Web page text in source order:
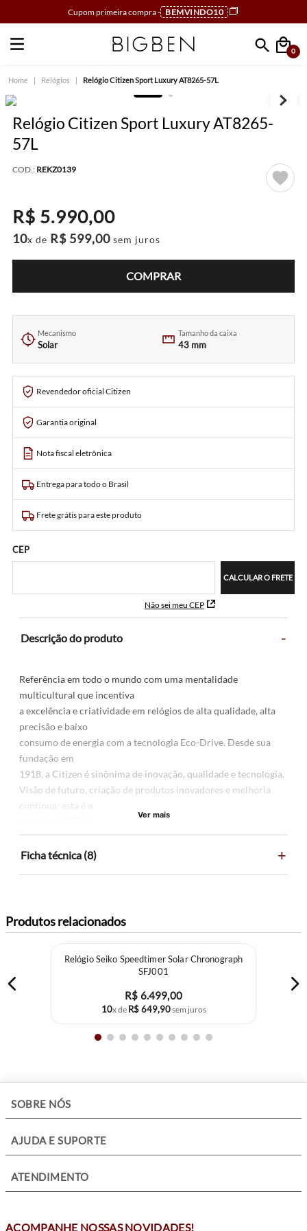
Cupom primeira compra - BEMVINDO10
Faça sua busca
0
Relógios Relógio Citizen Sport Luxury AT8265-57L
Relógio Citizen Sport Luxury AT8265-
57L
COD.: REKZ0139
R$ 5.990,00
10x de R$ 599,00 sem juros
COMPRAR
Mecanismo
Solar
Tamanho da caixa
43 mm
Revendedor oficial Citizen
Garantia original
Nota fiscal eletrônica
Entrega para todo o Brasil
Frete grátis para este produto
CEP
Não sei meu CEP
CALCULAR O FRETE
Descrição do produto -
Referência em todo o mundo com uma mentalidade
multicultural que incentiva
a excelência e criatividade em relógios de alta qualidade, alta
precisão e baixo
consumo de energia com a tecnologia Eco-Drive. Desde sua
fundação em
1918, a Citizen é sinônima de inovação, qualidade e tecnologia.
Visão de futuro, criação de produtos inovadores e melhoria
contínua: esta é a
Ver mais
Ficha técnica (8) +
Produtos relacionados
Relógio Seiko Speedtimer Solar Chronograph
SFJ001
R$ 6.499,00
10x de R$ 649,90sem juros
SOBRE NÓS
AJUDA E SUPORTE
ATENDIMENTO
ACOMPANHE NOSSAS NOVIDADES!